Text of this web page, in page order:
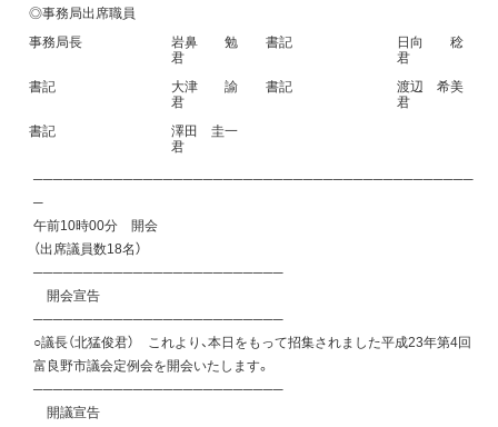
◎事務局出席職員
事務局長
岩鼻 勉
君
書記
日向 稔
君
書記
大津 諭
君
書記
渡辺 希美
君
書記
澤田 圭一
君
────────────────────────────────────────────
─
午前10時00分 開会
（出席議員数18名）
─────────────────────────
開会宣告
─────────────────────────
○議長（北猛俊君） これより、本日をもって招集されました平成23年第4回
富良野市議会定例会を開会いたします。
─────────────────────────
開議宣告